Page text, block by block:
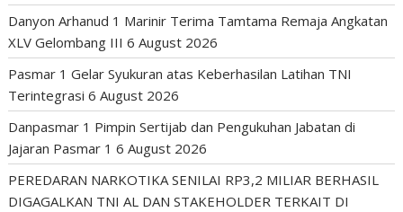
Danyon Arhanud 1 Marinir Terima Tamtama Remaja Angkatan
XLV Gelombang III 6 August 2026
Pasmar 1 Gelar Syukuran atas Keberhasilan Latihan TNI
Terintegrasi 6 August 2026
Danpasmar 1 Pimpin Sertijab dan Pengukuhan Jabatan di
Jajaran Pasmar 1 6 August 2026
PEREDARAN NARKOTIKA SENILAI RP3,2 MILIAR BERHASIL
DIGAGALKAN TNI AL DAN STAKEHOLDER TERKAIT DI